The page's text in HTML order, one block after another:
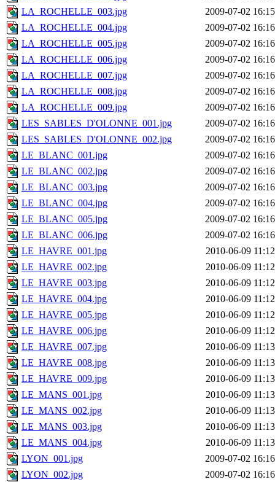
LA_ROCHELLE_003.jpg
2009-07-02 16:15
LA_ROCHELLE_004.jpg
2009-07-02 16:16
LA_ROCHELLE_005.jpg
2009-07-02 16:16
LA_ROCHELLE_006.jpg
2009-07-02 16:16
LA_ROCHELLE_007.jpg
2009-07-02 16:16
LA_ROCHELLE_008.jpg
2009-07-02 16:16
LA_ROCHELLE_009.jpg
2009-07-02 16:16
LES_SABLES_D'OLONNE_001.jpg
2009-07-02 16:16
LES_SABLES_D'OLONNE_002.jpg
2009-07-02 16:16
LE_BLANC_001.jpg
2009-07-02 16:16
LE_BLANC_002.jpg
2009-07-02 16:16
LE_BLANC_003.jpg
2009-07-02 16:16
LE_BLANC_004.jpg
2009-07-02 16:16
LE_BLANC_005.jpg
2009-07-02 16:16
LE_BLANC_006.jpg
2009-07-02 16:16
LE_HAVRE_001.jpg
2010-06-09 11:12
LE_HAVRE_002.jpg
2010-06-09 11:12
LE_HAVRE_003.jpg
2010-06-09 11:12
LE_HAVRE_004.jpg
2010-06-09 11:12
LE_HAVRE_005.jpg
2010-06-09 11:12
LE_HAVRE_006.jpg
2010-06-09 11:12
LE_HAVRE_007.jpg
2010-06-09 11:13
LE_HAVRE_008.jpg
2010-06-09 11:13
LE_HAVRE_009.jpg
2010-06-09 11:13
LE_MANS_001.jpg
2010-06-09 11:13
LE_MANS_002.jpg
2010-06-09 11:13
LE_MANS_003.jpg
2010-06-09 11:13
LE_MANS_004.jpg
2010-06-09 11:13
LYON_001.jpg
2009-07-02 16:16
LYON_002.jpg
2009-07-02 16:16